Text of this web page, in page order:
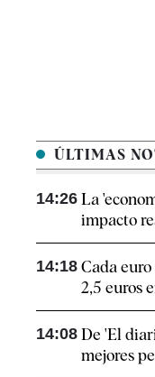
ÚLTIMAS
14:26 La
impacto
14:18 Cada
2,5 euros
14:08 De 'El
mejores